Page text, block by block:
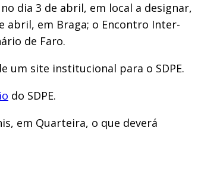
dia 3 de abril, em local a designar,
abril, em Braga; o Encontro Inter-
de Faro.
um site institucional para o SDPE.
do SDPE.
em Quarteira, o que deverá